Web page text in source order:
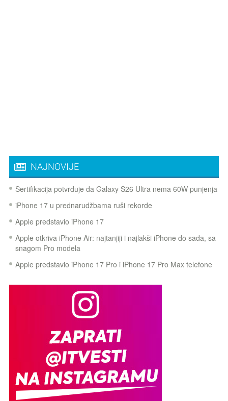
NAJNOVIJE
Sertifikacija potvrđuje da Galaxy S26 Ultra nema 60W punjenja
iPhone 17 u prednarudžbama ruši rekorde
Apple predstavio iPhone 17
Apple otkriva iPhone Air: najtanjiji i najlakši iPhone do sada, sa
snagom Pro modela
Apple predstavio iPhone 17 Pro i iPhone 17 Pro Max telefone